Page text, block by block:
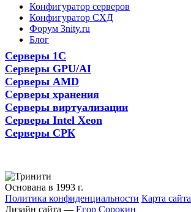
Конфигуратор серверов
Конфигуратор СХД
Форум 3nity.ru
Блог
Серверы 1С
Серверы GPU/AI
Серверы AMD
Серверы хранения
Серверы виртуализации
Серверы Intel Xeon
Серверы СРК
Основана в 1993 г.
Политика конфиденциальности Карта сайта
Дизайн сайта — Егор Сорокин